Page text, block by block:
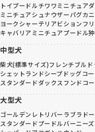
トイプードルチワワミニチュア
ミニチュアシュナウザーパグカ
ヨークシャーテリアビションフ
キャバリア ミニチュアプードル
中型犬
柴犬(標準サイズ)フレンチブルド
シェットランドシープドッグコ
スタンダードダックスフンドコ
大型犬
ゴールデンレトリバー ラブラド
スタンダードプードルバーニー